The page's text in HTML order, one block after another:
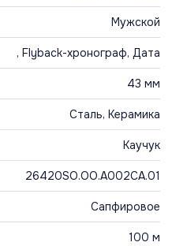
Мужской
, Flyback-хронограф, Дата
43 мм
Сталь, Керамика
Каучук
26420SO.OO.A002CA.01
Сапфировое
100 м